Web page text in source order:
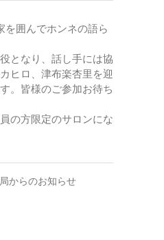
を囲んでホンネの語ら
となり、話し手には協
ヒロ、津布楽杏里を迎
。皆様のご参加お待ち
の方限定のサロンにな
からのお知らせ